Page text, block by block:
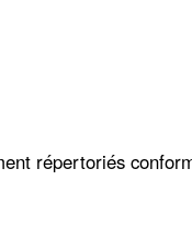
répertoriés